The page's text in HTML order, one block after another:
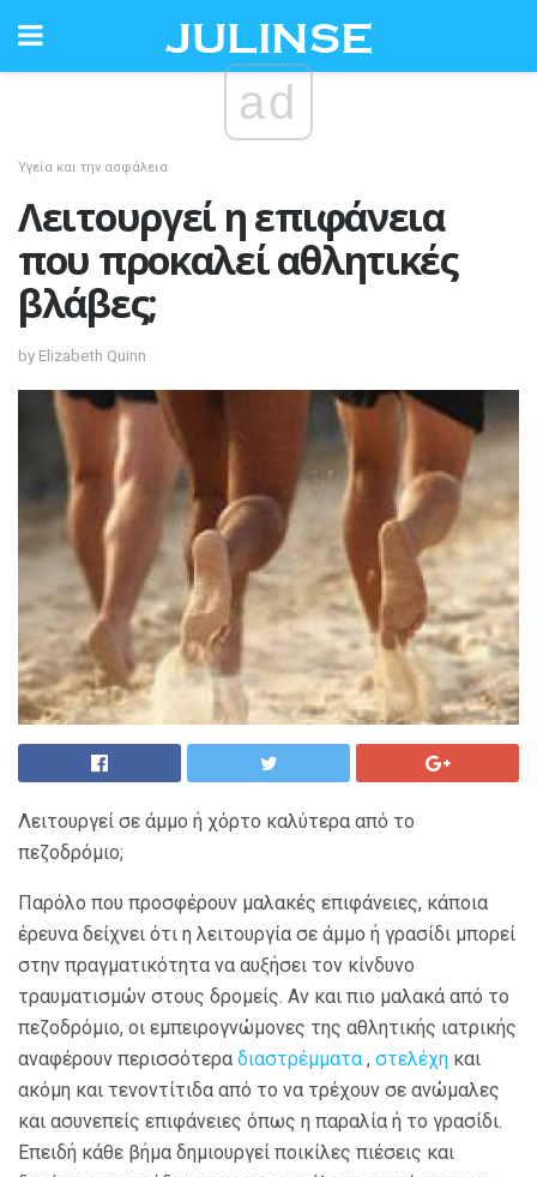
ad
Υγεία και την ασφάλεια
Λειτουργεί η επιφάνεια
που προκαλεί αθλητικές
βλάβες;
by Elizabeth Quinn
Λειτουργεί σε άμμο ή χόρτο καλύτερα από το
πεζοδρόμιο;
Παρόλο που προσφέρουν μαλακές επιφάνειες, κάποια
έρευνα δείχνει ότι η λειτουργία σε άμμο ή γρασίδι μπορεί
στην πραγματικότητα να αυξήσει τον κίνδυνο
τραυματισμών στους δρομείς. Αν και πιο μαλακά από το
πεζοδρόμιο, οι εμπειρογνώμονες της αθλητικής ιατρικής
αναφέρουν περισσότερα διαστρέμματα , στελέχη και
ακόμη και τενοντίτιδα από το να τρέχουν σε ανώμαλες
και ασυνεπείς επιφάνειες όπως η παραλία ή το γρασίδι.
Επειδή κάθε βήμα δημιουργεί ποικίλες πιέσεις και